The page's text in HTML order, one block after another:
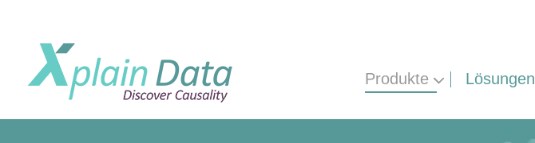
Produkte Lösungen